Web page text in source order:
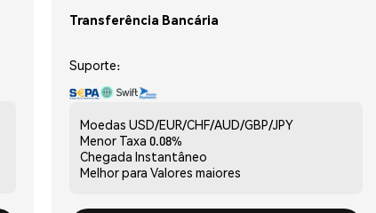
Transferência Bancária
Suporte:
Moedas USD/EUR/CHF/AUD/GBP/JPY
Menor Taxa 0.08%
Chegada Instantâneo
Melhor para Valores maiores